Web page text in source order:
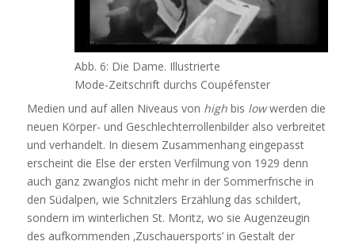
Abb. 6: Die Dame. Illustrierte
Mode-Zeitschrift durchs Coupéfenster
Medien und auf allen Niveaus von highbis lowwerden die
neuen Körper- und Geschlechterrollenbilder also verbreitet
und verhandelt. In diesem Zusammenhang eingepasst
erscheint die Else der ersten Verfilmung von 1929 denn
auch ganz zwanglos nicht mehr in der Sommerfrische in
den Südalpen, wie Schnitzlers Erzählung das schildert,
sondern im winterlichen St. Moritz, wo sie Augenzeugin
des aufkommenden ‚Zuschauersports’ in Gestalt der